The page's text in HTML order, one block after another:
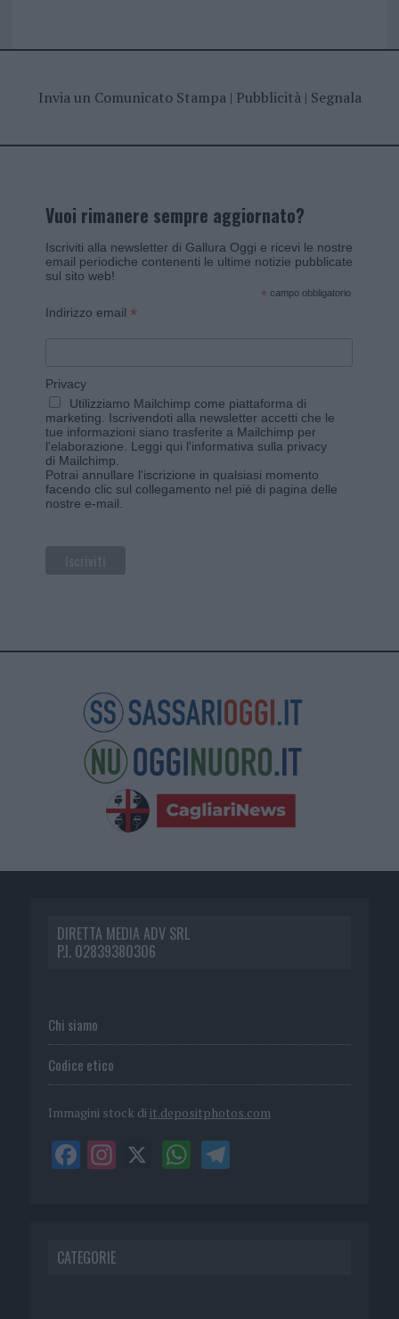
Invia un Comunicato Stampa| Pubblicità| Segnala
Vuoi rimanere sempre aggiornato?
Iscriviti alla newsletter di Gallura Oggi e ricevi le nostre
email periodiche contenenti le ultime notizie pubblicate
sul sito web!
* campo obbligatorio
Indirizzo email *
Privacy
Utilizziamo Mailchimp come piattaforma di
marketing. Iscrivendoti alla newsletter accetti che le
tue informazioni siano trasferite a Mailchimp per
l'elaborazione. Leggi qui l'informativa sulla privacy
di Mailchimp
Potrai annullare l'iscrizione in qualsiasi momento
facendo clic sul collegamento nel piè di pagina delle
nostre e-mail.
DIRETTA MEDIA ADV SRL
P.I. 02839380306
Chi siamo
Codice etico
Immagini stock di it.depositphotos.com
CATEGORIE